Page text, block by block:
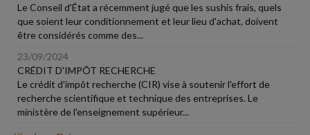
Le Conseil d'État a récemment jugé que les sushis frais, quels
que soient leur conditionnement et leur lieu d'achat, doivent
être considérés comme des...
23/09/2024
CRÉDIT D'IMPÔT RECHERCHE
Le crédit d'impôt recherche (CIR) vise à soutenir l'effort de
recherche scientifique et technique des entreprises. Le
ministère de l'enseignement supérieur...